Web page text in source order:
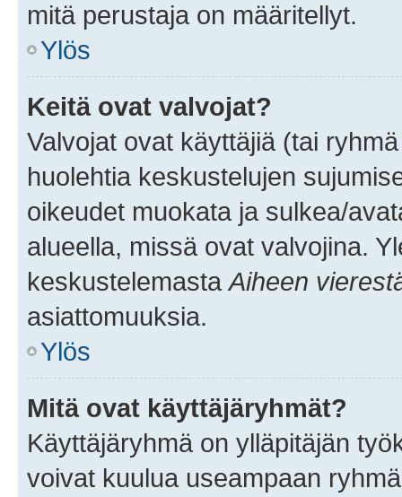
mitä perustaja on määritellyt.
Ylös
Keitä ovat valvojat?
Valvojat ovat käyttäjiä (tai
huolehtia keskustelujen
oikeudet muokata ja sulkea/
alueella, missä ovat valvojina.
keskustelemasta Aiheen
asiattomuuksia.
Ylös
Mitä ovat käyttäjäryhmät?
Käyttäjäryhmä on ylläpitäjän
voivat kuulua useampaan